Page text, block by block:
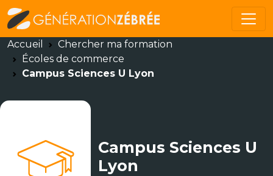
Accueil
Chercher ma formation
Écoles de commerce
Campus Sciences U Lyon
Campus Sciences U
Lyon